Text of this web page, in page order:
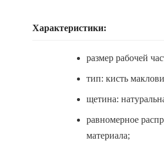
Характеристики:
размер рабочей
тип: кисть
щетина:
равномерное
материала;